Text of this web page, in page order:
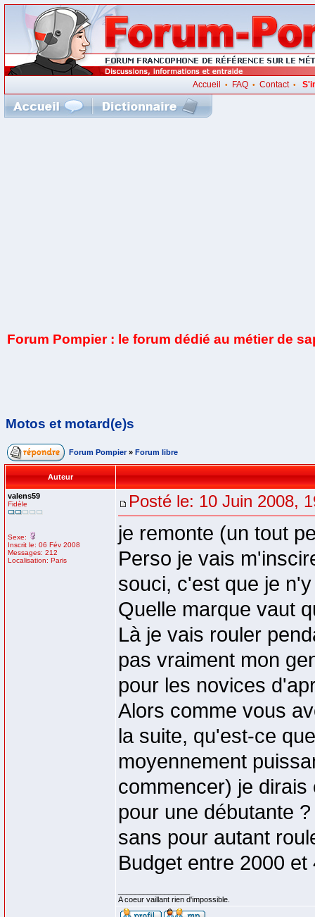
Accueil • FAQ• Contact•
Forum Pompier : le forum dédié au métier de
Motos et motard(e)s
Forum Pompier » Forum libre
Auteur
valens59
Fidèle
Sexe:
Inscrit le: 06 Fév 2008
Messages: 212
Localisation: Paris
Posté le: 10 Juin 2008,
je remonte (un tout
Perso je vais
souci, c'est que je
Quelle marque vaut
Là je vais rouler
pas vraiment mon
pour les novices
Alors comme vous
la suite, qu'est-ce
moyennement
commencer) je
pour une débutante
sans pour autant
Budget entre 2000
A coeur vaillant rien d'impossible.